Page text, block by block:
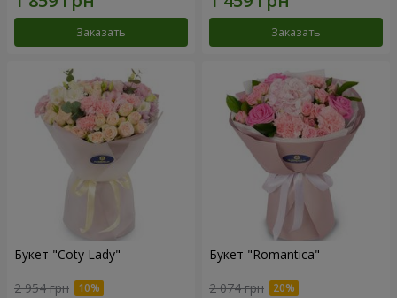
Заказать Заказать
Букет "Coty Lady"
2 954 грн
Букет "Romantica"
2 074 грн